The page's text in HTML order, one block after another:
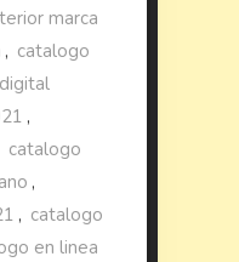
marca
, catalogo
,
catalogo
,
, catalogo
en linea